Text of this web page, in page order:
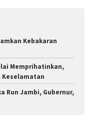
Kebakaran
Memprihatinkan,
Keselamatan
Run Jambi, Gubernur,